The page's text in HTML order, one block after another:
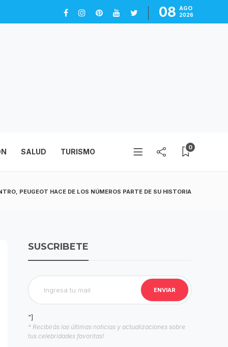
08 AGO
2026
SALUD TURISMO 0
PEUGEOT HACE DE LOS NÚMEROS PARTE DE SU HISTORIA
SUSCRIBETE
"]
* Recibirás las últimas noticias y actualizaciones sobre
tus celebridades favoritas!